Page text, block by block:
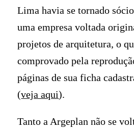
Lima havia se tornado
uma empresa voltada
projetos de arquitetura, o
comprovado pela
páginas de sua ficha
(veja aqui).
Tanto a Argeplan não se